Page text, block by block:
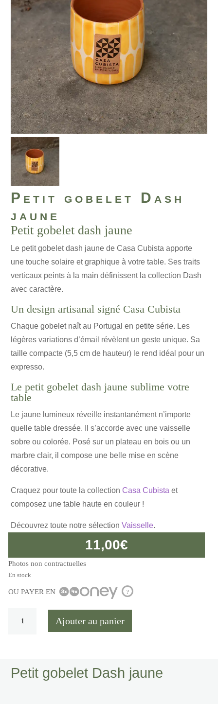
Petit gobelet Dash
jaune
Petit gobelet dash jaune
Le petit gobelet dash jaune de Casa Cubista apporte
une touche solaire et graphique à votre table. Ses traits
verticaux peints à la main définissent la collection Dash
avec caractère.
Un design artisanal signé Casa Cubista
Chaque gobelet naît au Portugal en petite série. Les
légères variations d’émail révèlent un geste unique. Sa
taille compacte (5,5 cm de hauteur) le rend idéal pour un
expresso.
Le petit gobelet dash jaune sublime votre
table
Le jaune lumineux réveille instantanément n’importe
quelle table dressée. Il s’accorde avec une vaisselle
sobre ou colorée. Posé sur un plateau en bois ou un
marbre clair, il compose une belle mise en scène
décorative.
Craquez pour toute la collectionCasa Cubista et
composez une table haute en couleur !
Découvrez toute notre sélectionVaisselle.
11,00€
Photos non contractuelles
En stock
OU PAYER EN ?
jaune
Ajouter au panier
Petit gobelet Dash jaune